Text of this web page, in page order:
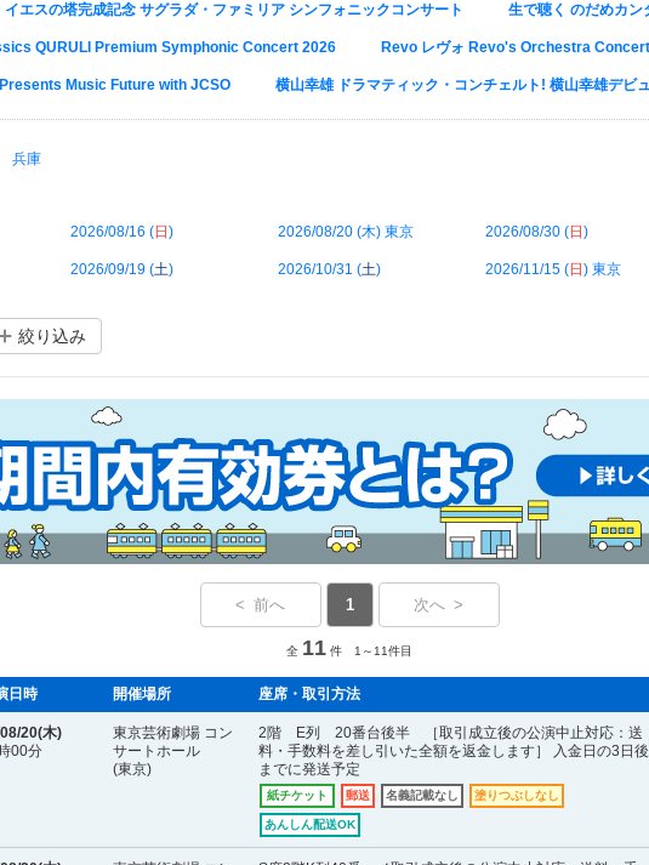
エスの塔完成記念 サグラダ・ファミリア シンフォニックコンサート 生で聴く のだめカン
QURULI Premium Symphonic Concert 2026 Revo レヴォ Revo's Orchestra
Music Future with JCSO 横山幸雄 ドラマティック・コンチェルト! 横山幸雄デビ
兵庫
2026/08/16 (日 ) 2026/08/20 (木) 東京 2026/08/30 (日 )
2026/09/19 (土) 2026/10/31 (土) 2026/11/15 (日 ) 東京
絞り込み
< 前へ 1 次へ >
全 11 件 1～11件目
日時 開催場所 座席・取引方法
20(木)
00分
東京芸術劇場 コン
サートホール
(東京)
2階 E列 20番台後半 ［取引成立後の公演中止対応：送
料・手数料を差し引いた全額を返金します］ 入金日の3日後
までに発送予定
紙チケット 郵送 名義記載なし 塗りつぶしなし
あんしん配送OK